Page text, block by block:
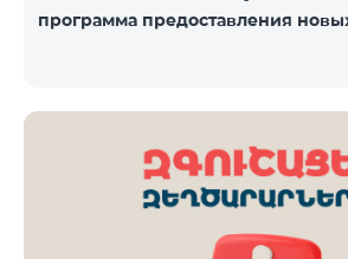
программа предоставления